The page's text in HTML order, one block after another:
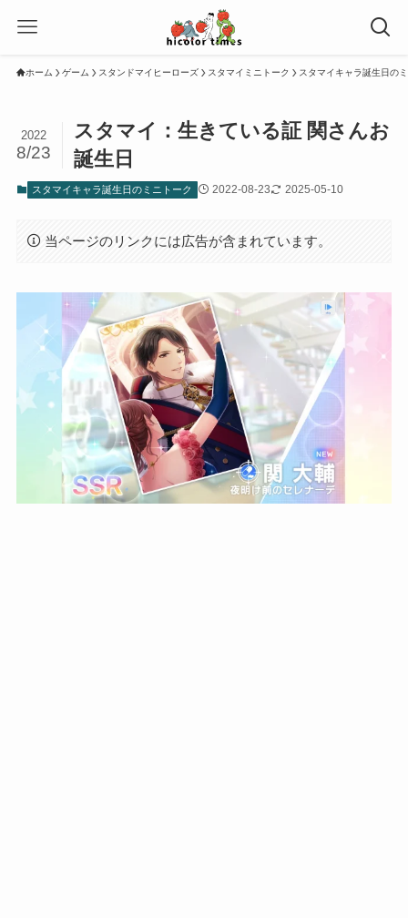
ホーム ゲーム スタンドマイヒーローズ スタマイミニトーク スタマイキャラ誕生日の
スタマイ：生きている証 関さんお
誕生日
2022
8/23
スタマイキャラ誕生日のミニトーク 2022-08-23 2025-05-10
当ページのリンクには広告が含まれています。